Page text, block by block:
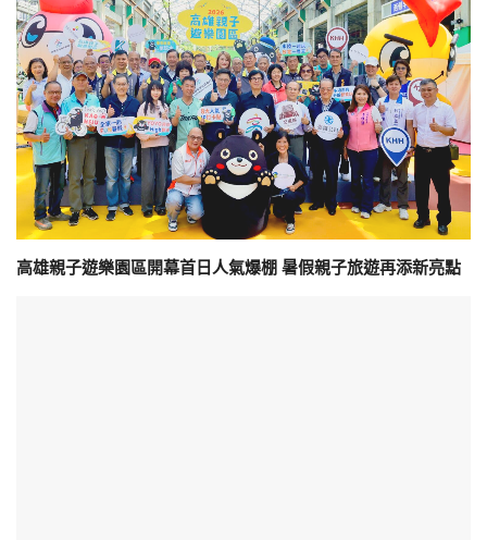
高雄親子遊樂園區開幕首日人氣爆棚 暑假親子旅遊再添新亮點